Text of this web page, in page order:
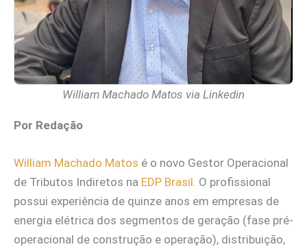
William Machado Matos via Linkedin
Por Redação
William Machado Matos é o novo Gestor Operacional
de Tributos Indiretos na EDP Brasil. O profissional
possui experiência de quinze anos em empresas de
energia elétrica dos segmentos de geração (fase pré-
operacional de construção e operação), distribuição,